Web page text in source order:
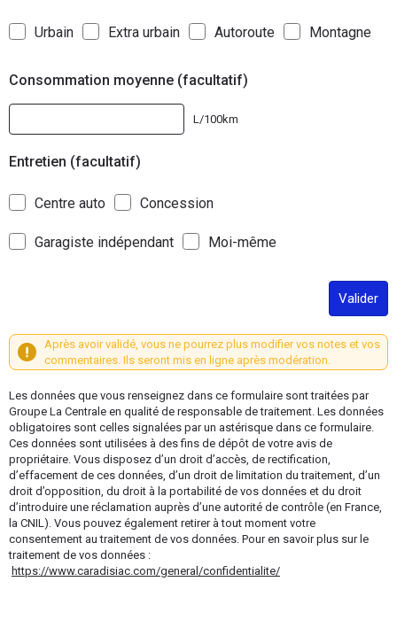
Urbain Extra urbain Autoroute Montagne
Consommation moyenne (facultatif)
L/100km
Entretien (facultatif)
Centre auto Concession
Garagiste indépendant Moi-même
Valider
Après avoir validé, vous ne pourrez plus modifier vos notes et vos
commentaires. Ils seront mis en ligne après modération.
Les données que vous renseignez dans ce formulaire sont traitées par
Groupe La Centrale en qualité de responsable de traitement. Les données
obligatoires sont celles signalées par un astérisque dans ce formulaire.
Ces données sont utilisées à des fins de dépôt de votre avis de
propriétaire. Vous disposez d’un droit d’accès, de rectification,
d’effacement de ces données, d’un droit de limitation du traitement, d’un
droit d’opposition, du droit à la portabilité de vos données et du droit
d’introduire une réclamation auprès d’une autorité de contrôle (en France,
la CNIL). Vous pouvez également retirer à tout moment votre
consentement au traitement de vos données. Pour en savoir plus sur le
traitement de vos données :
https://www.caradisiac.com/general/confidentialite/